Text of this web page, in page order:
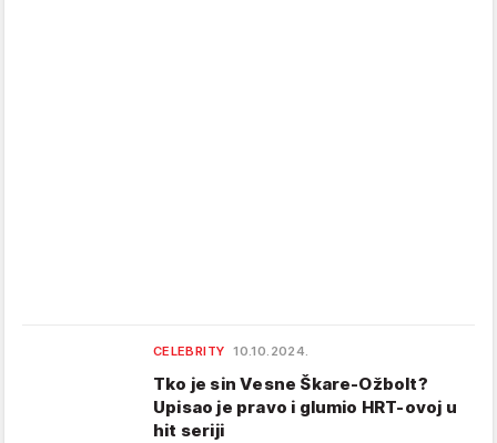
CELEBRITY 10.10.2024.
Tko je sin Vesne Škare-Ožbolt?
Upisao je pravo i glumio HRT-ovoj u
hit seriji